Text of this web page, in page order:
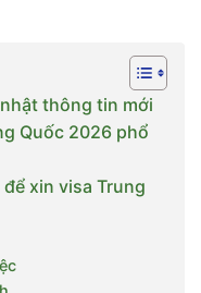
thông tin mới
Quốc 2026 phổ
xin visa Trung